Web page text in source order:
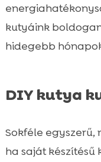
kutyáink
hidegebb
DIY kutya
Sokféle egyszerű,
ha saját